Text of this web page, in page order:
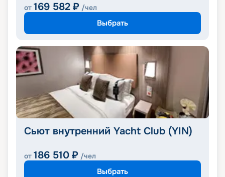
от 169 582 ₽ /чел
Выбрать
Сьют внутренний Yacht Club (YIN)
от 186 510 ₽ /чел
Выбрать